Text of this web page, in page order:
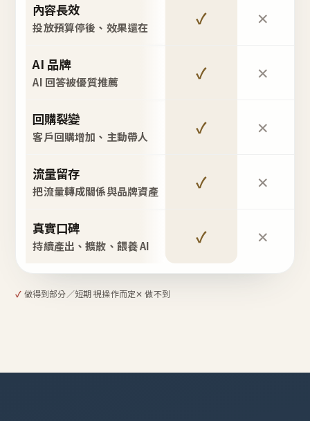
內容長效
投放預算停後、效果還在 ✓ ✕
AI 品牌
AI 回答被優質推薦 ✓ ✕
回購裂變
客戶回購增加、主動帶人 ✓ ✕
流量留存
把流量轉成關係與品牌資產 ✓ ✕
真實口碑
持續產出、擴散、餵養 AI ✓ ✕
✓ 做得到部分／短期 視操作而定✕ 做不到